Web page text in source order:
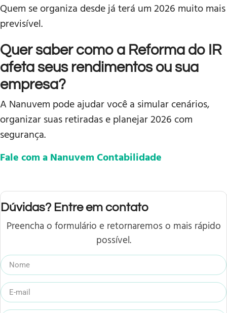
Quem se organiza desde já terá um 2026 muito mais
previsível.
Quer saber como a Reforma do IR
afeta seus rendimentos ou sua
empresa?
A Nanuvem pode ajudar você a simular cenários,
organizar suas retiradas e planejar 2026 com
segurança.
Fale com a Nanuvem Contabilidade
Dúvidas? Entre em contato
Preencha o formulário e retornaremos o mais rápido
possível.